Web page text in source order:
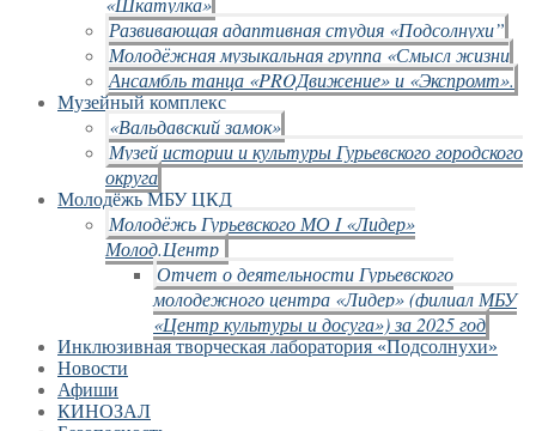
Развивающая адаптивная студия «Подсолнухи”
Молодёжная музыкальная группа «Смысл жизни
Ансамбль танца «PROДвижение» и «Экспромт».
Музейный комплекс
«Вальдавский замок»
Музей истории и культуры Гурьевского городского
округа
Молодёжь МБУ ЦКД
Молодёжь Гурьевского МО I «Лидер»
Молод.Центр
Отчет о деятельности Гурьевского
молодежного центра «Лидер» (филиал МБУ
«Центр культуры и досуга») за 2025 год
Инклюзивная творческая лаборатория «Подсолнухи»
Новости
Афиши
КИНОЗАЛ